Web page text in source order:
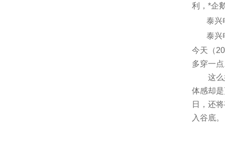
利，*企
泰兴
泰兴
今天（
多穿一
这么好
体感却
日，还
入谷底。